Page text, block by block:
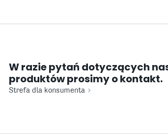
W razie pytań dotyczących
produktów prosimy o kontakt.
Strefa dla konsumenta